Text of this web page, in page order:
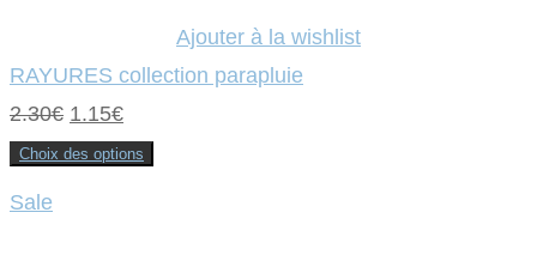
choisies
la
du
produit
Ajouter à la wishlist
RAYURES collection parapluie
2.30€ Le
prix
1.15€Le
prix
Choix des options
Ce
Sale